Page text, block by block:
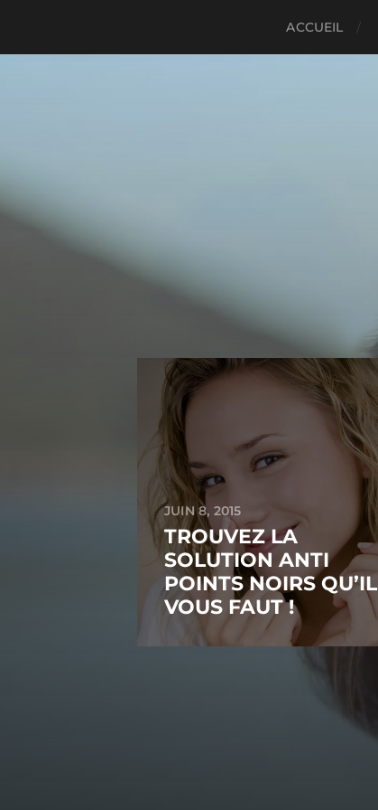
ACCUEIL
JUIN 8, 2015
TROUVEZ LA
SOLUTION ANTI
POINTS NOIRS QU’IL
VOUS FAUT !